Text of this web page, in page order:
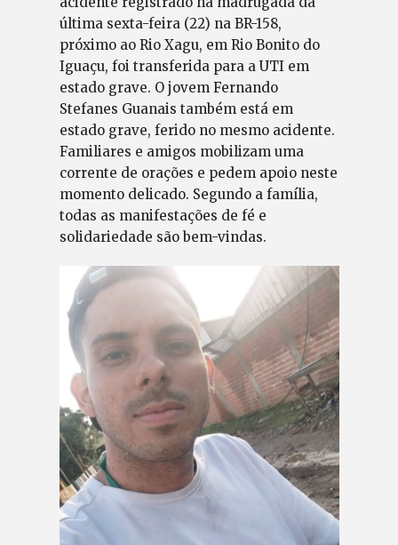
última sexta-feira (22) na BR-158,
próximo ao Rio Xagu, em Rio Bonito do
Iguaçu, foi transferida para a UTI em
estado grave. O jovem Fernando
Stefanes Guanais também está em
estado grave, ferido no mesmo acidente.
Familiares e amigos mobilizam uma
corrente de orações e pedem apoio neste
momento delicado. Segundo a família,
todas as manifestações de fé e
solidariedade são bem-vindas.